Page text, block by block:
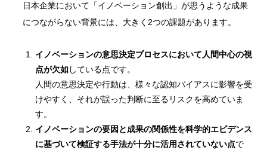
日本企業において「イノベーション創出」が思うような成果
につながらない背景には、大きく2つの課題があります。
イノベーションの意思決定プロセスにおいて人間中心の視
点が欠如している点です。
人間の意思決定や行動は、様々な認知バイアスに影響を受
けやすく、それが誤った判断に至るリスクを高めていま
す。
イノベーションの要因と成果の関係性を科学的エビデンス
に基づいて検証する手法が十分に活用されていない点で